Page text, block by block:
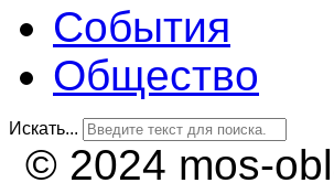
События
Общество
Искать...
© 2024 mos-